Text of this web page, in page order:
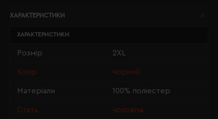
ХАРАКТЕРИСТИКИ
ХАРАКТЕРИСТИКИ
Розмір 2XL
Колір чорний
Матеріали 100% поліестер
Стать чоловіча